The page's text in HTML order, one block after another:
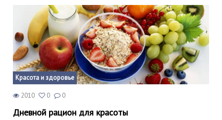
Красота и здоровье
2010 0 0
Дневной рацион для красоты